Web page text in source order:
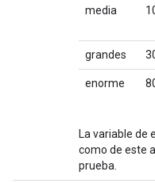
media
grandes
enorme
La variable de
como de este
prueba.